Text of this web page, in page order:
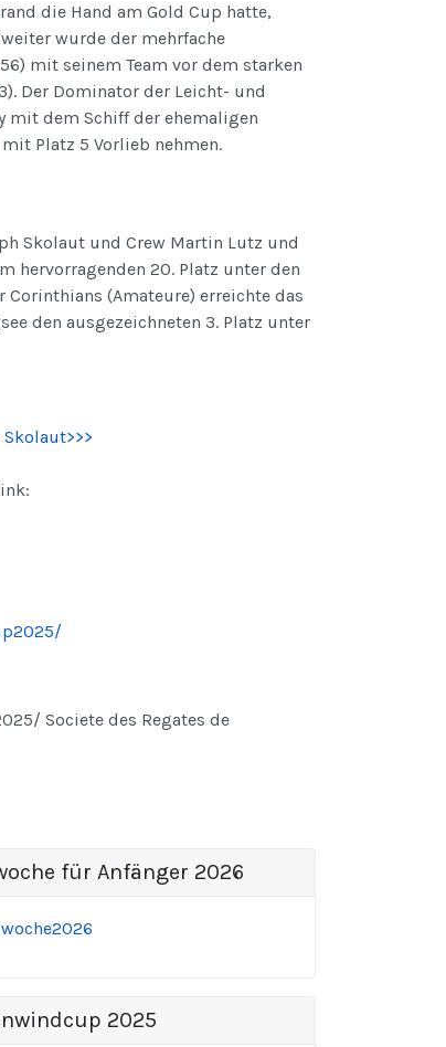
die Hand am Gold Cup hatte,
wurde der mehrfache
mit seinem Team vor dem starken
Der Dominator der Leicht- und
mit dem Schiff der ehemaligen
Platz 5 Vorlieb nehmen.
Skolaut und Crew Martin Lutz und
hervorragenden 20. Platz unter den
Corinthians (Amateure) erreichte das
den ausgezeichneten 3. Platz unter
Societe des Regates de
für Anfänger 2026
2025